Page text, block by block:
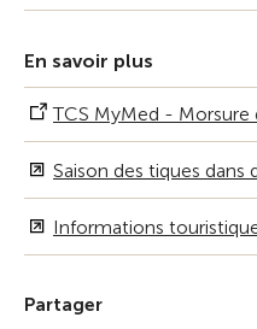
En savoir plus
TCS MyMed - Morsure
Saison des tiques dans
Informations
Partager